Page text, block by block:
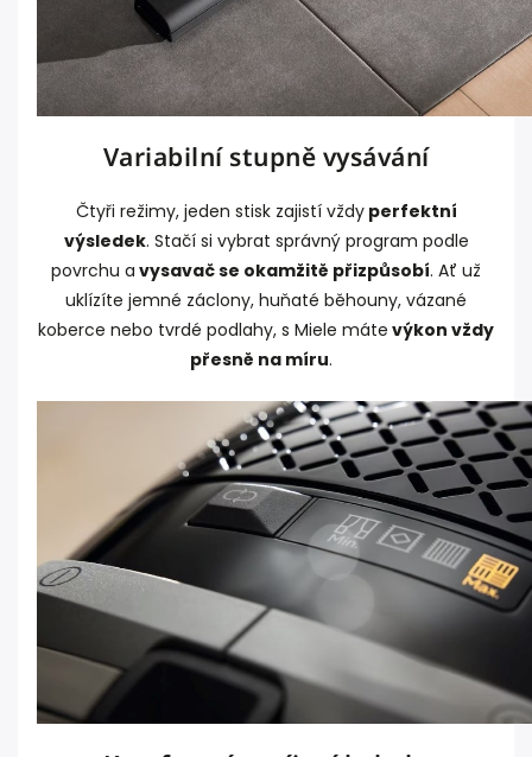
Variabilní stupně vysávání
Čtyři režimy, jeden stisk zajistí vždy perfektní
výsledek. Stačí si vybrat správný program podle
povrchu a vysavač se okamžitě přizpůsobí. Ať už
uklízíte jemné záclony, huňaté běhouny, vázané
koberce nebo tvrdé podlahy, s Miele máte výkon vždy
přesně na míru.